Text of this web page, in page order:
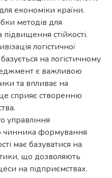
економіки країни.
методів для
стійкості.
логістичної
на логістичному
є важливою
та впливає на
сприяє створенню
управління
чинника формування
має базуватися на
що дозволяють
на підприємствах.